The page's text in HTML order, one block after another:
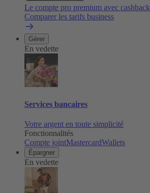
Le compte pro premium avec cashback
Comparer les tarifs business
Gérer
En vedette
Services bancaires
Votre argent en toute simplicité
Fonctionnalités
Compte jointMastercardWallets
Épargner
En vedette